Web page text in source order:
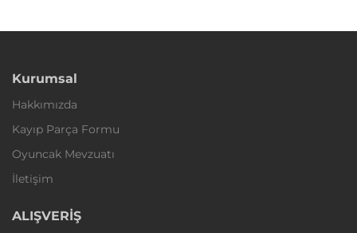
Kurumsal
Hakkımızda
Kayıp Parça Formu
Oyuncak Mevzuatı
İletişim
ALIŞVERİŞ